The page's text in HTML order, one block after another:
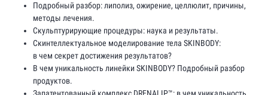
Подробный разбор: липолиз, ожирение, целлюлит, причины,
методы лечения.
Скульптурирующие процедуры: наука и результаты.
Скинтеллектуальное моделирование тела SKINBODY:
в чем секрет достижения результатов?
В чем уникальность линейки SKINBODY? Подробный разбор
продуктов.